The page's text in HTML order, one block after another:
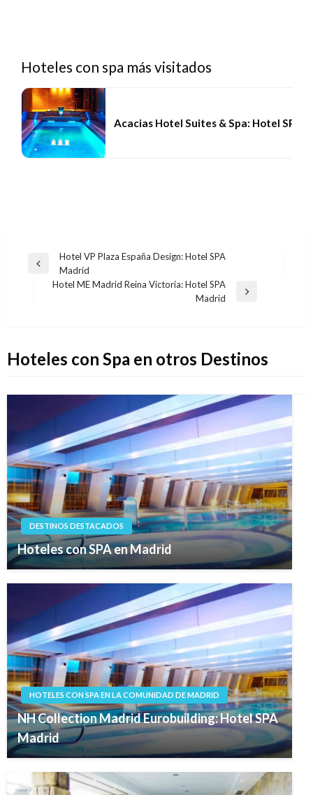
Hoteles con spa más visitados
Acacias Hotel Suites & Spa: Hotel SPA
Navegación
Entrada
anterior
Hotel VP Plaza España Design: Hotel SPA
Madrid
Hotel ME Madrid Reina Victoria: Hotel SPA
Madrid
Hoteles con Spa en otros Destinos
DESTINOS DESTACADOS
Hoteles con SPA en Madrid
HOTELES CON SPA EN LA COMUNIDAD DE MADRID
NH Collection Madrid Eurobuilding: Hotel SPA
Madrid